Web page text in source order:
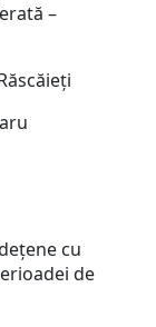
–
cu
de